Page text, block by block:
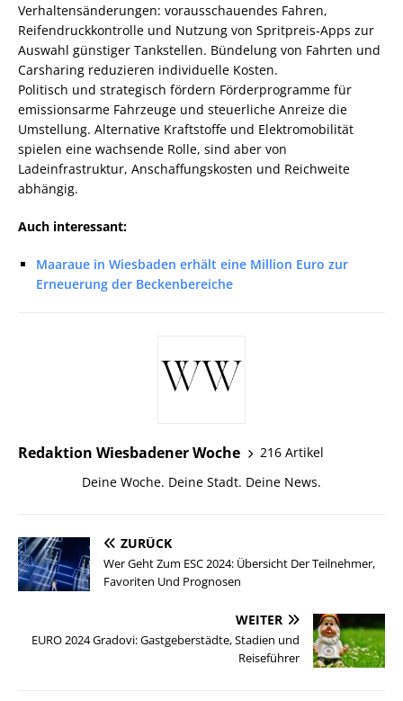
Verhaltensänderungen: vorausschauendes Fahren,
Reifendruckkontrolle und Nutzung von Spritpreis‑Apps zur
Auswahl günstiger Tankstellen. Bündelung von Fahrten und
Carsharing reduzieren individuelle Kosten.
Politisch und strategisch fördern Förderprogramme für
emissionsarme Fahrzeuge und steuerliche Anreize die
Umstellung. Alternative Kraftstoffe und Elektromobilität
spielen eine wachsende Rolle, sind aber von
Ladeinfrastruktur, Anschaffungskosten und Reichweite
abhängig.
Auch interessant:
Maaraue in Wiesbaden erhält eine Million Euro zur
Erneuerung der Beckenbereiche
Redaktion Wiesbadener Woche
216 Artikel
Deine Woche. Deine Stadt. Deine News.
ZURÜCK
Wer Geht Zum ESC 2024: Übersicht Der Teilnehmer,
Favoriten Und Prognosen
WEITER
EURO 2024 Gradovi: Gastgeberstädte, Stadien und
Reiseführer